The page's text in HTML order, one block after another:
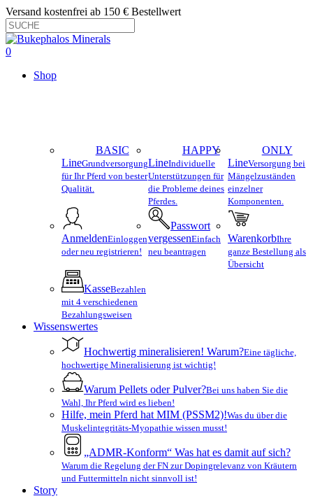
Skip
to
main
content
Versand kostenfrei ab 150 € Bestellwert
Close
Search
search
account
0
Shop
BASIC
LineGrundversorgung
für Ihr Pferd von bester
Qualität.
HAPPY
LineIndividuelle
Unterstützungen für
die Probleme deines
Pferdes.
ONLY
LineVersorgung bei
Mängelzuständen
einzelner
Komponenten.
AnmeldenEinloggen
oder neu registrieren!
Passwort
vergessenEinfach
neu beantragen
WarenkorbIhre
ganze Bestellung als
Übersicht
KasseBezahlen
mit 4 verschiedenen
Bezahlungsweisen
Wissenswertes
Hochwertig mineralisieren! Warum?Eine tägliche,
hochwertige Mineralisierung ist wichtig!
Warum Pellets oder Pulver?Bei uns haben Sie die
Wahl, Ihr Pferd wird es lieben!
Hilfe, mein Pferd hat MIM (PSSM2)!Was du über die
Muskelintegritäts-Myopathie wissen musst!
„ADMR-Konform“ Was hat es damit auf sich?
Warum die Regelung der FN zur Dopingrelevanz von Kräutern
und Futtermitteln nicht sinnvoll ist!
Story